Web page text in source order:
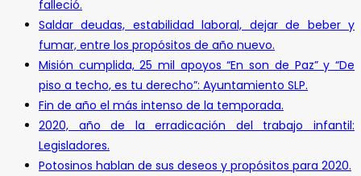
falleció.
Saldar deudas, estabilidad laboral, dejar de beber y
fumar, entre los propósitos de año nuevo.
Misión cumplida, 25 mil apoyos “En son de Paz” y “De
piso a techo, es tu derecho”: Ayuntamiento SLP.
Fin de año el más intenso de la temporada.
2020, año de la erradicación del trabajo infantil:
Legisladores.
Potosinos hablan de sus deseos y propósitos para 2020.